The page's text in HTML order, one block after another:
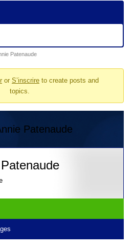
Patenaude
or S’inscrire to create posts and
topics.
Patenaude